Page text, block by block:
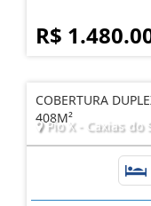
R$
COBERTURA
408M²
Pio X - Caxias do